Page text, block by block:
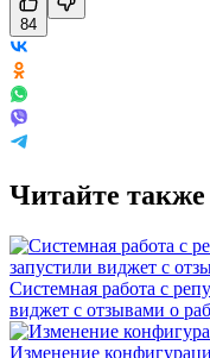
84
Читайте также
Системная работа с
виджет с отзывами о
Изменение